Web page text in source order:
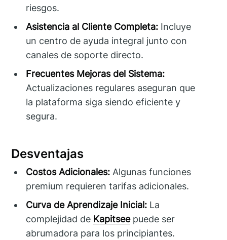
riesgos.
Asistencia al Cliente Completa: Incluye
un centro de ayuda integral junto con
canales de soporte directo.
Frecuentes Mejoras del Sistema:
Actualizaciones regulares aseguran que
la plataforma siga siendo eficiente y
segura.
Desventajas
Costos Adicionales: Algunas funciones
premium requieren tarifas adicionales.
Curva de Aprendizaje Inicial: La
complejidad de Kapitseepuede ser
abrumadora para los principiantes.